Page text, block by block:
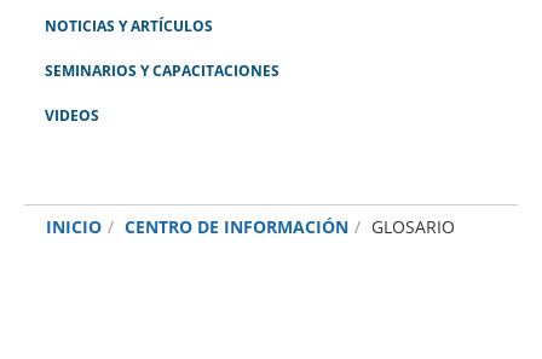
NOTICIAS Y ARTÍCULOS
SEMINARIOS Y CAPACITACIONES
VIDEOS
INICIO CENTRO DE INFORMACIÓN GLOSARIO